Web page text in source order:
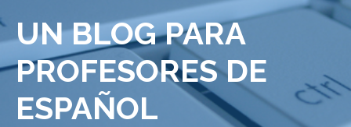
UN BLOG PARA
PROFESORES DE
ESPAÑOL